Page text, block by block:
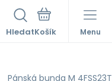
Hledat Menu
Pánská bunda M